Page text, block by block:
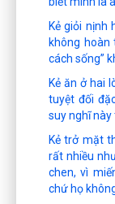
Kẻ giỏi nịnh
không hoàn
cách sống”
Kẻ ăn ở hai
tuyệt đối
suy nghĩ này
Kẻ trở mặt
rất nhiều
chen, vì
chứ họ